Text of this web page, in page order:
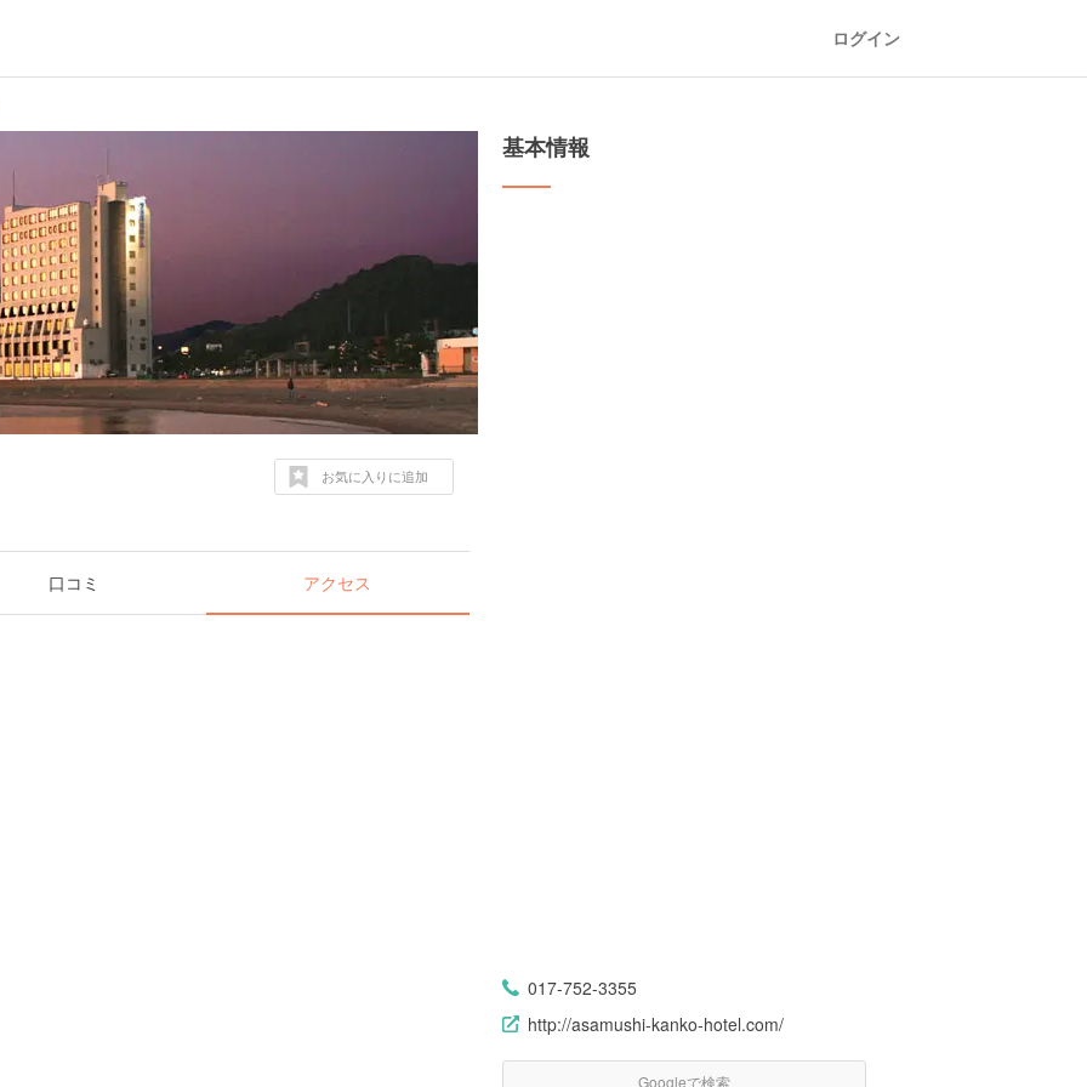
ログイン
お気に入りに追加
口コミ アクセス
基本情報
017-752-3355
http://asamushi-kanko-hotel.com/
Googleで検索